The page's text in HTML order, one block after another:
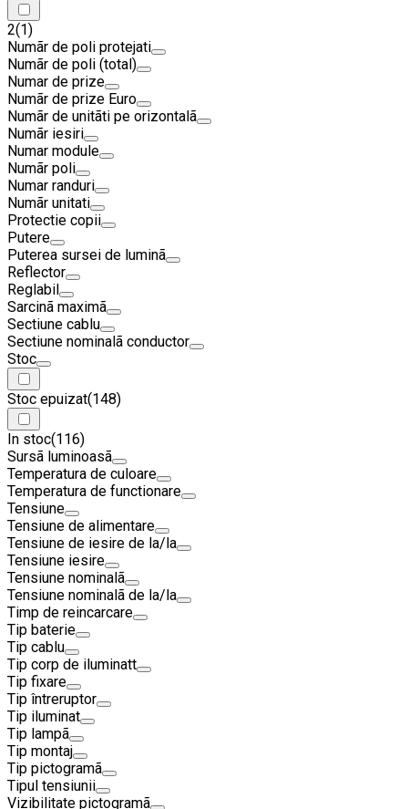
2(1)
Numãr de poli protejati
Numãr de poli (total)
Numar de prize
Numãr de prize Euro
Numãr de unitãti pe orizontalã
Numãr iesiri
Numar module
Numãr poli
Numar randuri
Numãr unitati
Protectie copii
Putere
Puterea sursei de luminã
Reflector
Reglabil
Sarcinã maximã
Sectiune cablu
Sectiune nominalã conductor
Stoc
Stoc epuizat(148)
In stoc(116)
Sursã luminoasã
Temperatura de culoare
Temperatura de functionare
Tensiune
Tensiune de alimentare
Tensiune de iesire de la/la
Tensiune iesire
Tensiune nominalã
Tensiune nominalã de la/la
Timp de reincarcare
Tip baterie
Tip cablu
Tip corp de iluminatt
Tip fixare
Tip întreruptor
Tip iluminat
Tip lampã
Tip montaj
Tip pictogramã
Tipul tensiunii
Vizibilitate pictogramã